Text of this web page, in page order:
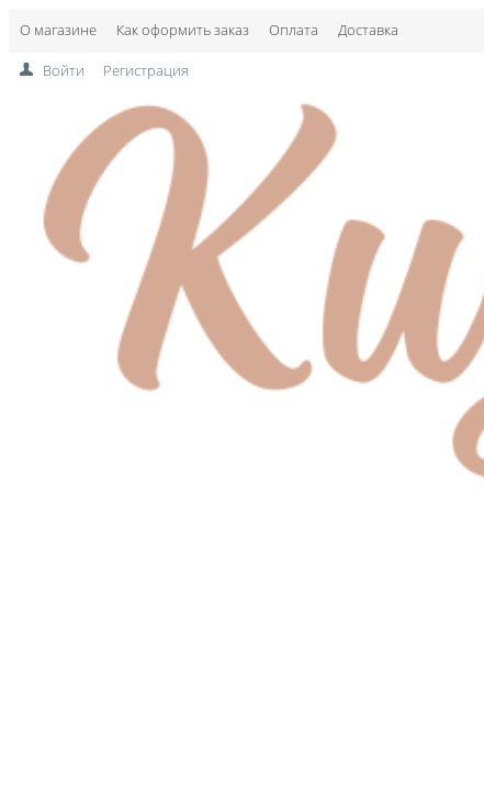
О магазине Как оформить заказ Оплата Доставка
Войти Регистрация